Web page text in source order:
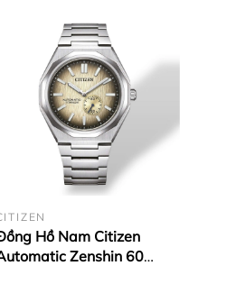
Hồ Nam Citizen
Zenshin 60